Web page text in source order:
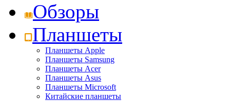
Обзоры
Планшеты
Планшеты Apple
Планшеты Samsung
Планшеты Acer
Планшеты Asus
Планшеты Microsoft
Китайские планшеты